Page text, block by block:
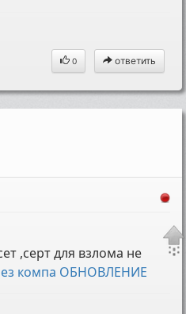
0 ответить
,серт для взлома не
компа ОБНОВЛЕНИЕ